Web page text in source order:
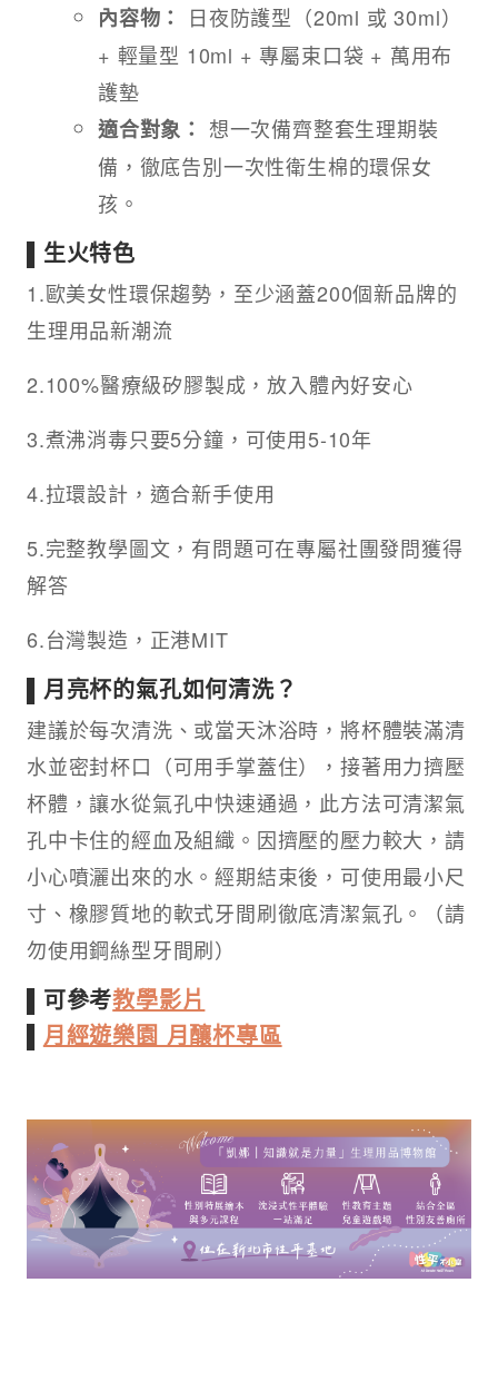
內容物：
日夜防護型（20ml 或 30ml）
+ 輕量型 10ml + 專屬束口袋 + 萬用布
護墊
適合對象： 想一次備齊整套生理期裝
備，徹底告別一次性衛生棉的環保女
孩。
▌生火特色
1.歐美女性環保趨勢，至少涵蓋200個新品牌的
生理用品新潮流
2.100%醫療級矽膠製成，放入體內好安心
3.煮沸消毒只要5分鐘，可使用5-10年
4.拉環設計，適合新手使用
5.完整教學圖文，有問題可在專屬社團發問獲得
解答
6.台灣製造，正港MIT
▌月亮杯的氣孔如何清洗？
建議於每次清洗、或當天沐浴時，將杯體裝滿清
水並密封杯口（可用手掌蓋住），接著用力擠壓
杯體，讓水從氣孔中快速通過，此方法可清潔氣
孔中卡住的經血及組織。因擠壓的壓力較大，請
小心噴灑出來的水。經期結束後，可使用最小尺
寸、橡膠質地的軟式牙間刷徹底清潔氣孔。（請
勿使用鋼絲型牙間刷）
▌可參考教學影片
▌ 月經遊樂園 月釀杯專區